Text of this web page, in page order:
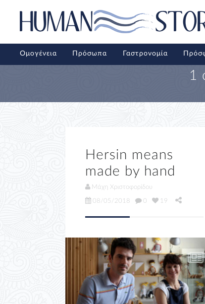
Ομογένεια Πρόσωπα Γαστρονομία
1
Hersin means
made by hand
Μάχη Χριστοφορίδου
08/05/2018
0 19